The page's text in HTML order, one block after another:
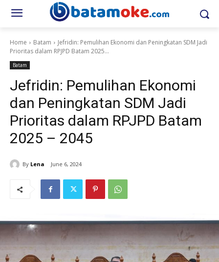
Home Batam
Jefridin: Pemulihan Ekonomi dan Peningkatan SDM Jadi
Prioritas dalam RPJPD Batam 2025...
Batam
Jefridin: Pemulihan Ekonomi
dan Peningkatan SDM Jadi
Prioritas dalam RPJPD Batam
2025 – 2045
By Lena June 6, 2024